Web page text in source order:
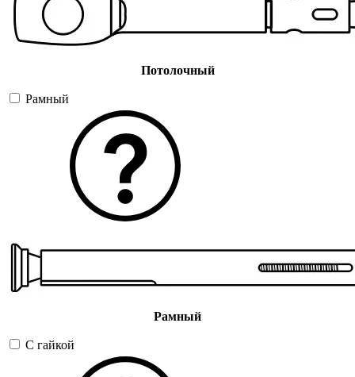
Потолочный
Рамный
Рамный
С гайкой